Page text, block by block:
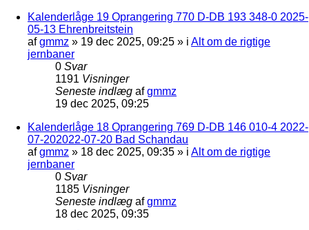
Kalenderlåge 19 Oprangering 770 D-DB 193 348-0 2025-
05-13 Ehrenbreitstein
afgmmz » 19 dec 2025, 09:25 » i Alt om de rigtige
jernbaner
0 Svar
1191 Visninger
Seneste indlæg afgmmz
19 dec 2025, 09:25
Kalenderlåge 18 Oprangering 769 D-DB 146 010-4 2022-
07-202022-07-20 Bad Schandau
afgmmz » 18 dec 2025, 09:35 » i Alt om de rigtige
jernbaner
0 Svar
1185 Visninger
Seneste indlæg afgmmz
18 dec 2025, 09:35